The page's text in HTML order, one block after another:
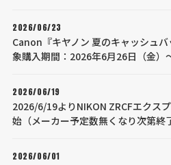
2026/06/23
Canon『キヤノン 夏のキャッシュ
象購入期間：2026年6月26日（金）
2026/06/19
2026/6/19よりNIKON ZRCFエクス
始（メーカー予定数無くなり次第終
2026/06/01